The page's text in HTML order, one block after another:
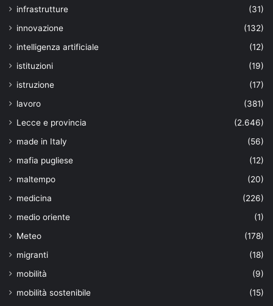
infrastrutture
(31)
innovazione
(132)
intelligenza artificiale
(12)
istituzioni
(19)
istruzione
(17)
lavoro
(381)
Lecce e provincia
(2.646)
made in Italy
(56)
mafia pugliese
(12)
maltempo
(20)
medicina
(226)
medio oriente
(1)
Meteo
(178)
migranti
(18)
mobilità
(9)
mobilità sostenibile
(15)